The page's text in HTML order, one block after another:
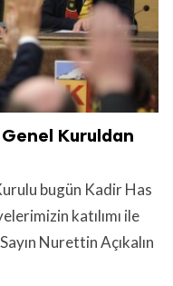
Kuruldan
bugün Kadir Has
katılımı ile
Nurettin Açıkalın